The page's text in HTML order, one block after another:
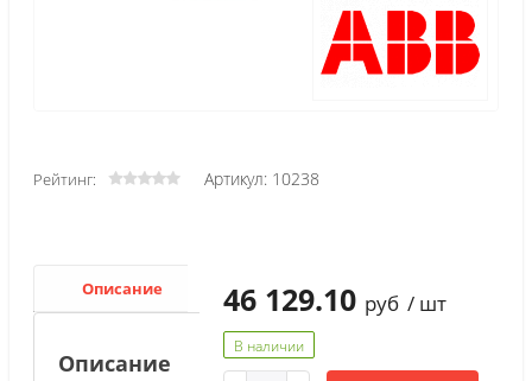
Рейтинг: Артикул: 10238
46 129.10 руб / шт
В наличии
Описание Характеристики
Описание